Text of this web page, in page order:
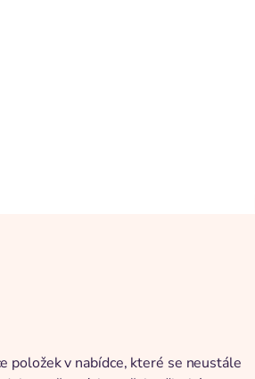
položek v nabídce, které se neustále